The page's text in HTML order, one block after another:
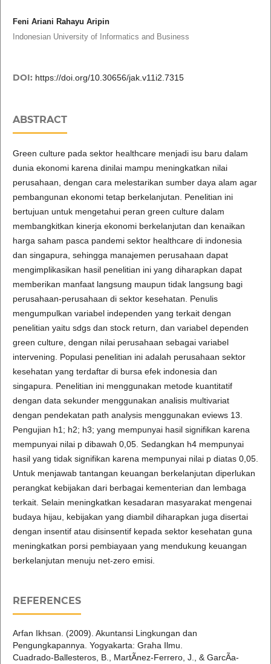
Feni Ariani Rahayu Aripin
Indonesian University of Informatics and Business
DOI: https://doi.org/10.30656/jak.v11i2.7315
ABSTRACT
Green culture pada sektor healthcare menjadi isu baru dalam
dunia ekonomi karena dinilai mampu meningkatkan nilai
perusahaan, dengan cara melestarikan sumber daya alam agar
pembangunan ekonomi tetap berkelanjutan. Penelitian ini
bertujuan untuk mengetahui peran green culture dalam
membangkitkan kinerja ekonomi berkelanjutan dan kenaikan
harga saham pasca pandemi sektor healthcare di indonesia
dan singapura, sehingga manajemen perusahaan dapat
mengimplikasikan hasil penelitian ini yang diharapkan dapat
memberikan manfaat langsung maupun tidak langsung bagi
perusahaan-perusahaan di sektor kesehatan. Penulis
mengumpulkan variabel independen yang terkait dengan
penelitian yaitu sdgs dan stock return, dan variabel dependen
green culture, dengan nilai perusahaan sebagai variabel
intervening. Populasi penelitian ini adalah perusahaan sektor
kesehatan yang terdaftar di bursa efek indonesia dan
singapura. Penelitian ini menggunakan metode kuantitatif
dengan data sekunder menggunakan analisis multivariat
dengan pendekatan path analysis menggunakan eviews 13.
Pengujian h1; h2; h3; yang mempunyai hasil signifikan karena
mempunyai nilai p dibawah 0,05. Sedangkan h4 mempunyai
hasil yang tidak signifikan karena mempunyai nilai p diatas 0,05.
Untuk menjawab tantangan keuangan berkelanjutan diperlukan
perangkat kebijakan dari berbagai kementerian dan lembaga
terkait. Selain meningkatkan kesadaran masyarakat mengenai
budaya hijau, kebijakan yang diambil diharapkan juga disertai
dengan insentif atau disinsentif kepada sektor kesehatan guna
meningkatkan porsi pembiayaan yang mendukung keuangan
berkelanjutan menuju net-zero emisi.
REFERENCES
Arfan Ikhsan. (2009). Akuntansi Lingkungan dan
Pengungkapannya. Yogyakarta: Graha Ilmu.
Cuadrado-Ballesteros, B., MartÃ­nez-Ferrero, J., & GarcÃ­a-